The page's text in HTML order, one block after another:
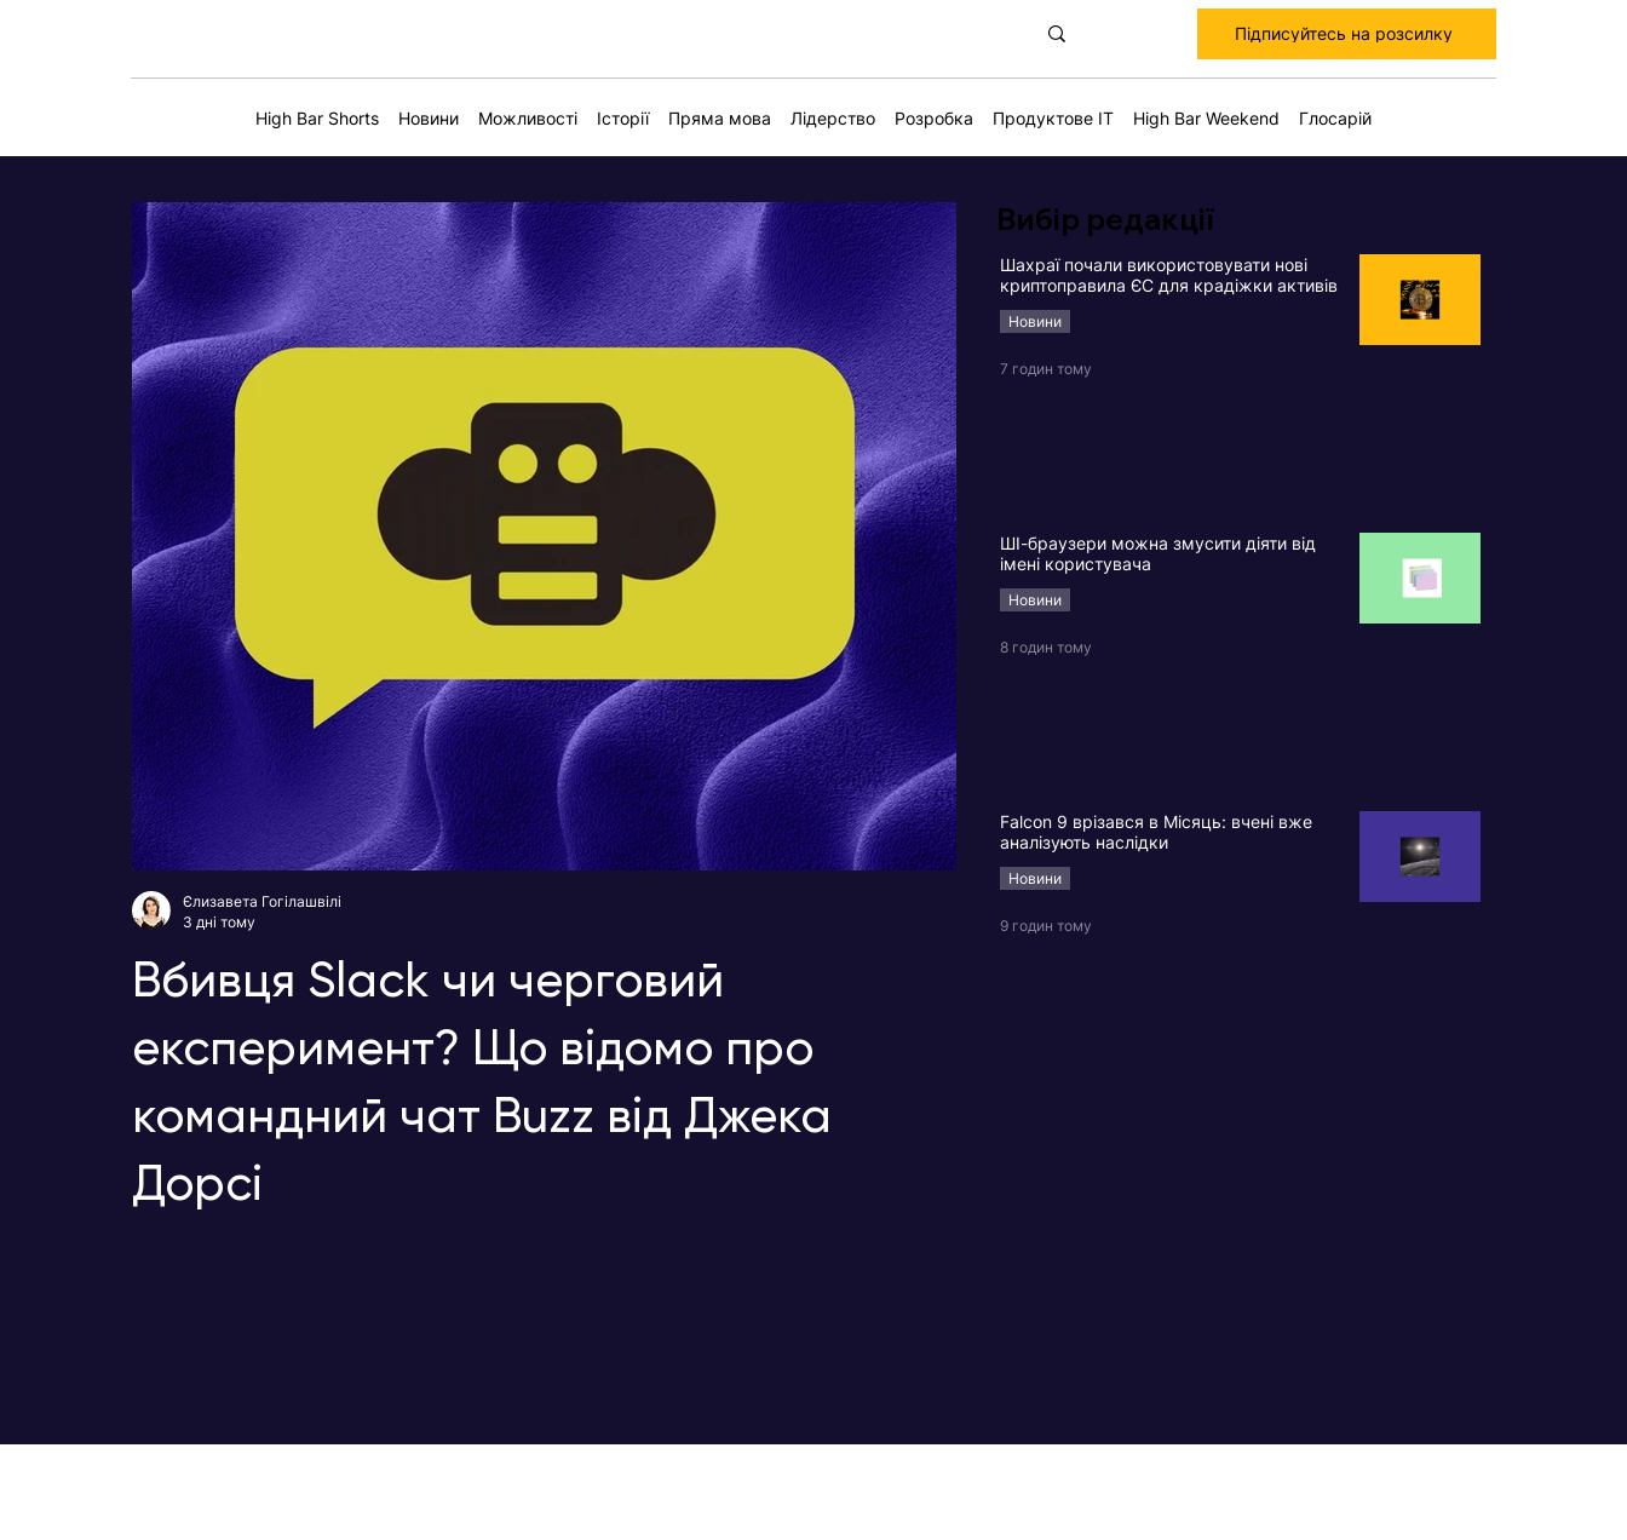
Підписуйтесь на розсилку
High Bar Shorts Новини Можливості Історії Пряма мова Лідерство Розробка Продуктове IT High Bar Weekend Глосарій
Вбивця Slack чи черговий
експеримент? Що відомо про
командний чат Buzz від Джека
Дорсі
Єлизавета Гогілашвілі
3 дні тому
Вибір редакції
Шахраї почали використовувати нові
криптоправила ЄС для крадіжки активів
Новини
7 годин тому
ШІ-браузери можна змусити діяти від
імені користувача
Новини
8 годин тому
Falcon 9 врізався в Місяць: вчені вже
аналізують наслідки
Новини
9 годин тому